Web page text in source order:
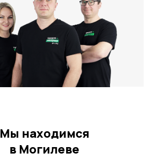
Мы находимся
в Могилеве